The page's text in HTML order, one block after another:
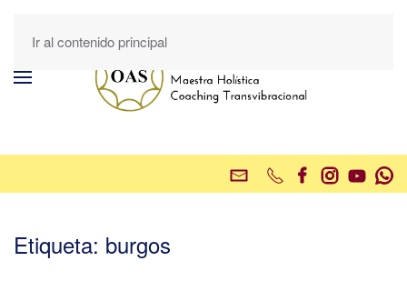
Ir al contenido principal
Etiqueta: burgos